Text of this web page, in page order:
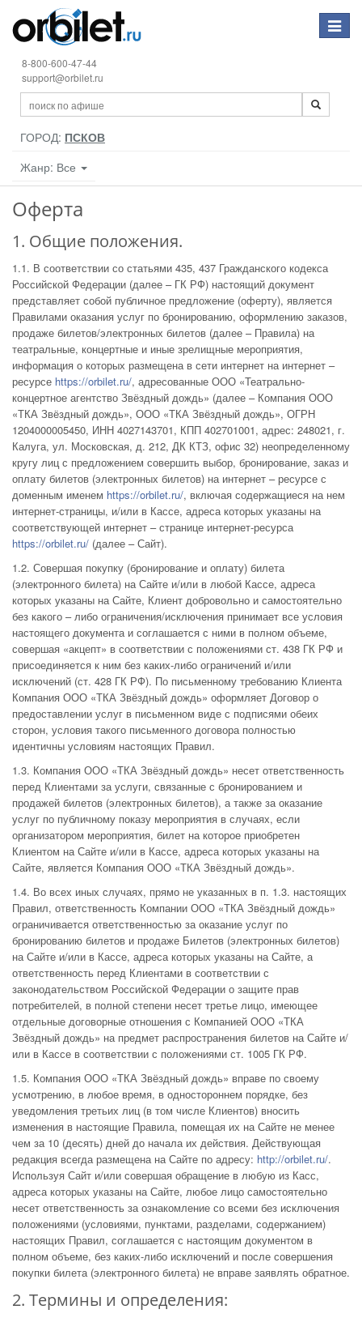
Toggle
8-800-600-47-44
support@orbilet.ru
ГОРОД: ПСКОВ
Жанр: Все
Оферта
1. Общие положения.
1.1. В соответствии со статьями 435, 437 Гражданского кодекса
Российской Федерации (далее – ГК РФ) настоящий документ
представляет собой публичное предложение (оферту), является
Правилами оказания услуг по бронированию, оформлению заказов,
продаже билетов/электронных билетов (далее – Правила) на
театральные, концертные и иные зрелищные мероприятия,
информация о которых размещена в сети интернет на интернет –
ресурсе https://orbilet.ru/, адресованные ООО «Театрально-
концертное агентство Звёздный дождь» (далее – Компания ООО
«ТКА Звёздный дождь», ООО «ТКА Звёздный дождь», ОГРН
1204000005450, ИНН 4027143701, КПП 402701001, адрес: 248021, г.
Калуга, ул. Московская, д. 212, ДК КТЗ, офис 32) неопределенному
кругу лиц с предложением совершить выбор, бронирование, заказ и
оплату билетов (электронных билетов) на интернет – ресурсе с
доменным именем https://orbilet.ru/, включая содержащиеся на нем
интернет-страницы, и/или в Кассе, адреса которых указаны на
соответствующей интернет – странице интернет-ресурса
https://orbilet.ru/ (далее – Сайт).
1.2. Совершая покупку (бронирование и оплату) билета
(электронного билета) на Сайте и/или в любой Кассе, адреса
которых указаны на Сайте, Клиент добровольно и самостоятельно
без какого – либо ограничения/исключения принимает все условия
настоящего документа и соглашается с ними в полном объеме,
совершая «акцепт» в соответствии с положениями ст. 438 ГК РФ и
присоединяется к ним без каких-либо ограничений и/или
исключений (ст. 428 ГК РФ). По письменному требованию Клиента
Компания ООО «ТКА Звёздный дождь» оформляет Договор о
предоставлении услуг в письменном виде с подписями обеих
сторон, условия такого письменного договора полностью
идентичны условиям настоящих Правил.
1.3. Компания ООО «ТКА Звёздный дождь» несет ответственность
перед Клиентами за услуги, связанные с бронированием и
продажей билетов (электронных билетов), а также за оказание
услуг по публичному показу мероприятия в случаях, если
организатором мероприятия, билет на которое приобретен
Клиентом на Сайте и/или в Кассе, адреса которых указаны на
Сайте, является Компания ООО «ТКА Звёздный дождь».
1.4. Во всех иных случаях, прямо не указанных в п. 1.3. настоящих
Правил, ответственность Компании ООО «ТКА Звёздный дождь»
ограничивается ответственностью за оказание услуг по
бронированию билетов и продаже Билетов (электронных билетов)
на Сайте и/или в Кассе, адреса которых указаны на Сайте, а
ответственность перед Клиентами в соответствии с
законодательством Российской Федерации о защите прав
потребителей, в полной степени несет третье лицо, имеющее
отдельные договорные отношения с Компанией ООО «ТКА
Звёздный дождь» на предмет распространения билетов на Сайте и/
или в Кассе в соответствии с положениями ст. 1005 ГК РФ.
1.5. Компания ООО «ТКА Звёздный дождь» вправе по своему
усмотрению, в любое время, в одностороннем порядке, без
уведомления третьих лиц (в том числе Клиентов) вносить
изменения в настоящие Правила, помещая их на Сайте не менее
чем за 10 (десять) дней до начала их действия. Действующая
редакция всегда размещена на Сайте по адресу: http://orbilet.ru/.
Используя Сайт и/или совершая обращение в любую из Касс,
адреса которых указаны на Сайте, любое лицо самостоятельно
несет ответственность за ознакомление со всеми без исключения
положениями (условиями, пунктами, разделами, содержанием)
настоящих Правил, соглашается с настоящим документом в
полном объеме, без каких-либо исключений и после совершения
покупки билета (электронного билета) не вправе заявлять обратное.
2. Термины и определения: